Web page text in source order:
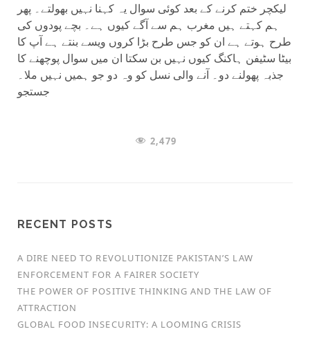
لیکچر ختم کرنے کے بعد کوئی سوال یہ کہنا نہیں بھولتے۔ پھر
ہم کہتے ہیں مغرب ہم سے آگے کیوں ہے۔ بچے پودوں کی
طرح ہوتے ہے ان کو جس طرح بڑا کروں ویسے بنتے ہے آپ کا
بیٹا سٹیفن ہاکنگ کیوں نہیں بن سکتا ان میں سوال پوچھنے کا
جذبہ پھولنے دو۔ آنے والی نسل کو وہ دو جو ہمیں نہیں ملا۔
جستجو
2,479
RECENT POSTS
A DIRE NEED TO REVOLUTIONIZE PAKISTAN’S LAW
ENFORCEMENT FOR A FAIRER SOCIETY
THE POWER OF POSITIVE THINKING AND THE LAW OF
ATTRACTION
GLOBAL FOOD INSECURITY: A LOOMING CRISIS